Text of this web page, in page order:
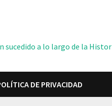
sucedido a lo largo de la
DE PRIVACIDAD